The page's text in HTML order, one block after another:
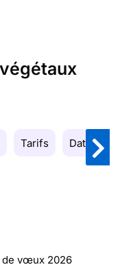
Tarifs Date de
de vœux 2026